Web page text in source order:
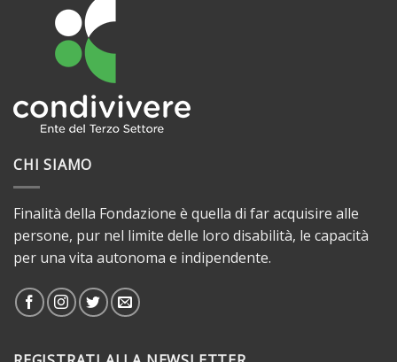
CHI SIAMO
Finalità della Fondazione è quella di far acquisire alle
persone, pur nel limite delle loro disabilità, le capacità
per una vita autonoma e indipendente.